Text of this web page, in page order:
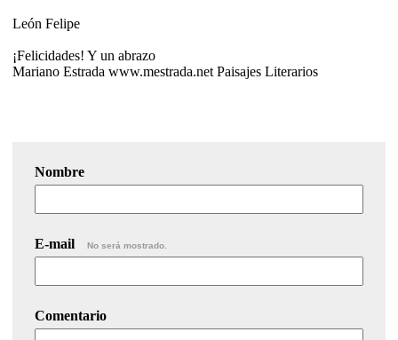
León Felipe
¡Felicidades! Y un abrazo
Mariano Estrada www.mestrada.net Paisajes Literarios
Nombre
E-mail No será mostrado.
Comentario